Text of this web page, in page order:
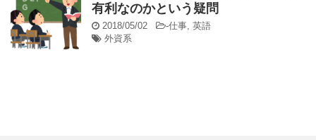
有利なのかという疑問
2018/05/02 -仕事, 英語
外資系